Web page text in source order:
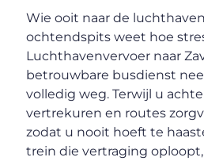
Wie ooit naar de
ochtendspits weet hoe
Luchthavenvervoer naar
betrouwbare busdienst
volledig weg. Terwijl u
vertrekuren en routes
zodat u nooit hoeft te
trein die vertraging